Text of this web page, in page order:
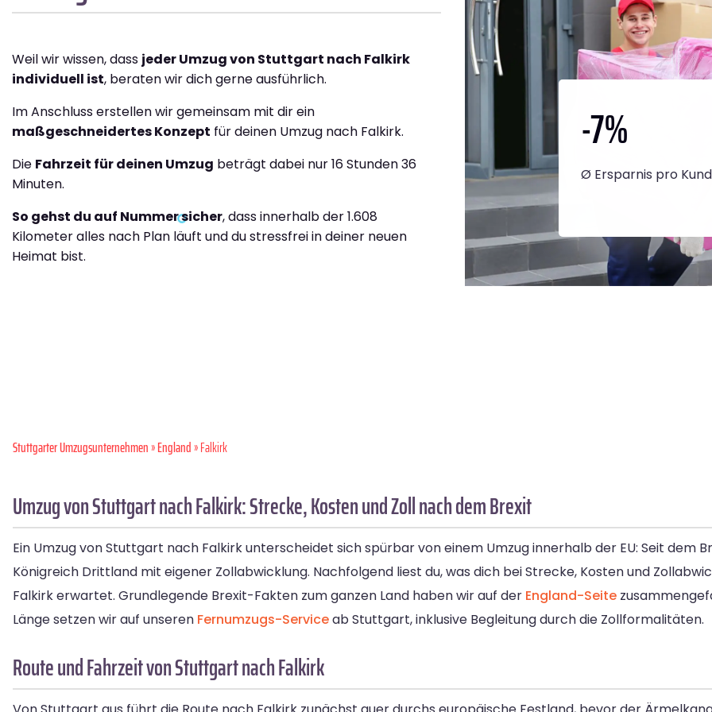
Weil wir wissen, dass jeder Umzug von Stuttgart nach Falkirk
individuell ist, beraten wir dich gerne ausführlich.
Im Anschluss erstellen wir gemeinsam mit dir ein
maßgeschneidertes Konzept für deinen Umzug nach Falkirk.
Die Fahrzeit für deinen Umzug beträgt dabei nur 16 Stunden 36
Minuten.
So gehst du auf Nummer sicher, dass innerhalb der 1.608
Kilometer alles nach Plan läuft und du stressfrei in deiner neuen
Heimat bist.
-7%
Ø Ersparnis pro
Stuttgarter Umzugsunternehmen»England» Falkirk
Umzug von Stuttgart nach Falkirk: Strecke, Kosten und Zoll nach dem Brexit
Ein Umzug von Stuttgart nach Falkirk unterscheidet sich spürbar von einem Umzug innerhalb der EU: Seit dem
Königreich Drittland mit eigener Zollabwicklung. Nachfolgend liest du, was dich bei Strecke, Kosten und
Falkirk erwartet. Grundlegende Brexit-Fakten zum ganzen Land haben wir auf der England-Seite
Länge setzen wir auf unseren Fernumzugs-Serviceab Stuttgart, inklusive Begleitung durch die Zollformalitäten.
Route und Fahrzeit von Stuttgart nach Falkirk